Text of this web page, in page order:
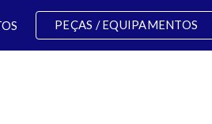
Skip to navigation
PEÇAS / EQUIPAMENTOS